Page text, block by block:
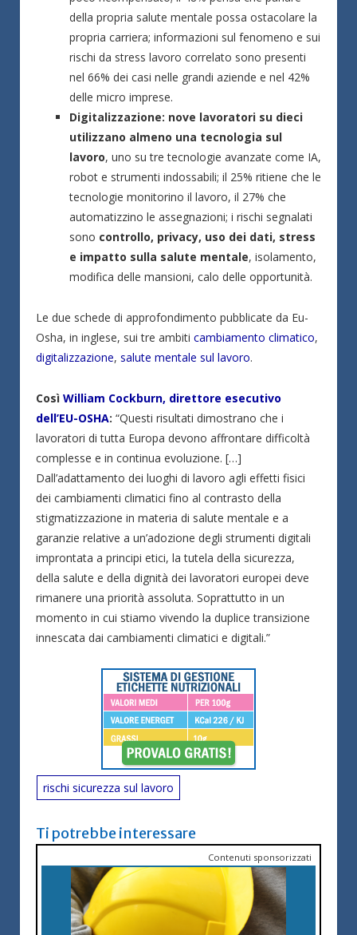
della propria salute mentale possa ostacolare la
propria carriera; informazioni sul fenomeno e sui
rischi da stress lavoro correlato sono presenti
nel 66% dei casi nelle grandi aziende e nel 42%
delle micro imprese.
Digitalizzazione: nove lavoratori su dieci
utilizzano almeno una tecnologia sul
lavoro, uno su tre tecnologie avanzate come IA,
robot e strumenti indossabili; il 25% ritiene che le
tecnologie monitorino il lavoro, il 27% che
automatizzino le assegnazioni; i rischi segnalati
sono controllo, privacy, uso dei dati, stress
e impatto sulla salute mentale, isolamento,
modifica delle mansioni, calo delle opportunità.
Le due schede di approfondimento pubblicate da Eu-
Osha, in inglese, sui tre ambiti cambiamento climatico,
digitalizzazione, salute mentale sul lavoro.
Così William Cockburn, direttore esecutivo
dell’EU-OSHA: “Questi risultati dimostrano che i
lavoratori di tutta Europa devono affrontare difficoltà
complesse e in continua evoluzione. […]
Dall’adattamento dei luoghi di lavoro agli effetti fisici
dei cambiamenti climatici fino al contrasto della
stigmatizzazione in materia di salute mentale e a
garanzie relative a un’adozione degli strumenti digitali
improntata a principi etici, la tutela della sicurezza,
della salute e della dignità dei lavoratori europei deve
rimanere una priorità assoluta. Soprattutto in un
momento in cui stiamo vivendo la duplice transizione
innescata dai cambiamenti climatici e digitali.”
rischi sicurezza sul lavoro
Ti potrebbe interessare
Contenuti sponsorizzati